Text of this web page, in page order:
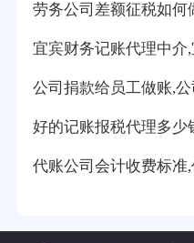
劳务公司差额征税如何
宜宾财务记账代理中介
公司捐款给员工做账,
好的记账报税代理多少
代账公司会计收费标准